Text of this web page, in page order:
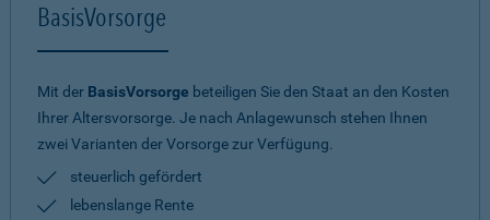
BasisVorsorge
Mit der BasisVorsorge beteiligen Sie den Staat an den Kosten
Ihrer Altersvorsorge. Je nach Anlagewunsch stehen Ihnen
zwei Varianten der Vorsorge zur Verfügung.
steuerlich gefördert
lebenslange Rente